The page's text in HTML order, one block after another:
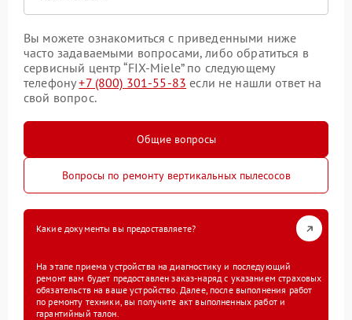
Вы можете ознакомиться с приведенными ниже
часто задаваемыми вопросами, либо обратиться в
сервисный центр “FIX-Miele” по следующему
телефону+7 (800) 301-55-83 если не нашли ответ на
свой вопрос.
Общие вопросы
Вопросы по ремонту вертикальных пылесосов
Какие документы вы предоставляете?
На этапе приема устройства на диагностику и последующий
ремонт вам будет предоставлен заказ-наряд с указанием страховых
обязательств на ваше устройство. Далее, после выполнения работ
по ремонту техники, вы получите акт выполненных работ и
гарантийный талон.